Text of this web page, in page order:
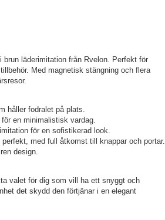
läderimitation från Rvelon. Perfekt för
Med magnetisk stängning och flera
håller fodralet på plats.
en minimalistisk vardag.
för en sofistikerad look.
med full åtkomst till knappar och portar.
design.
valet för dig som vill ha ett snyggt och
det skydd den förtjänar i en elegant